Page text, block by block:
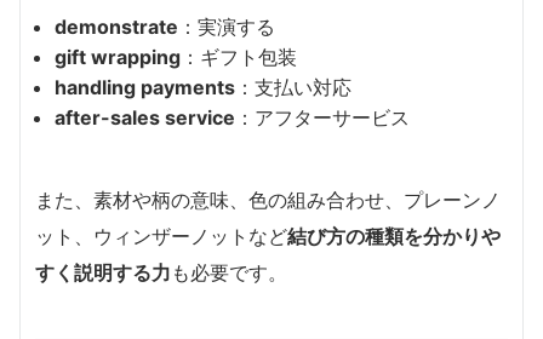
demonstrate ：実演する
gift wrapping ：ギフト包装
handling payments ：支払い対応
after-sales service ：アフターサービス
また、素材や柄の意味、色の組み合わせ、プレーンノ
ット、ウィンザーノットなど結び方の種類を分かりや
すく説明する力 も必要です。